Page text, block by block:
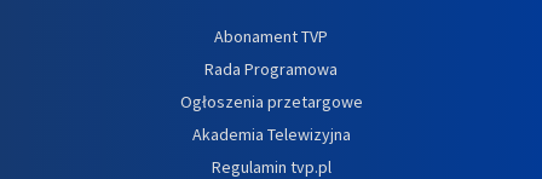
Abonament TVP
Rada Programowa
Ogłoszenia przetargowe
Akademia Telewizyjna
Regulamin tvp.pl